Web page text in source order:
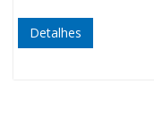
Detalhes